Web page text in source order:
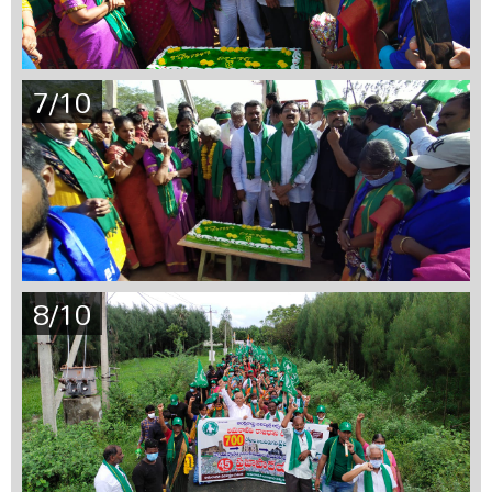
7/10
8/10